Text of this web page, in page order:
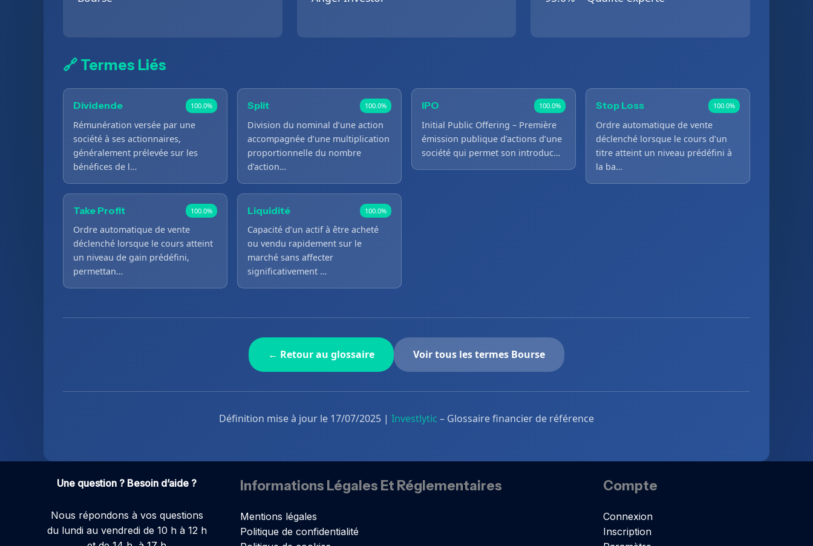
🔗 Termes Liés
Dividende 100.0%
Rémunération versée par une
société à ses actionnaires,
généralement prélevée sur les
bénéfices de l…
Split 100.0%
Division du nominal d’une action
accompagnée d’une multiplication
proportionnelle du nombre
d’action…
IPO 100.0%
Initial Public Offering – Première
émission publique d’actions d’une
société qui permet son introduc…
Stop Loss 100.0%
Ordre automatique de vente
déclenché lorsque le cours d’un
titre atteint un niveau prédéfini à
la ba…
Take Profit 100.0%
Ordre automatique de vente
déclenché lorsque le cours atteint
un niveau de gain prédéfini,
permettan…
Liquidité 100.0%
Capacité d’un actif à être acheté
ou vendu rapidement sur le
marché sans affecter
significativement …
← Retour au glossaire Voir tous les termes Bourse
Définition mise à jour le 17/07/2025 | Investlytic – Glossaire financier de référence
Une question ? Besoin d’aide ?
Nous répondons à vos questions
du lundi au vendredi de 10 h à 12 h
Informations Légales Et Réglementaires
Mentions légales
Politique de confidentialité
Compte
Connexion
Inscription